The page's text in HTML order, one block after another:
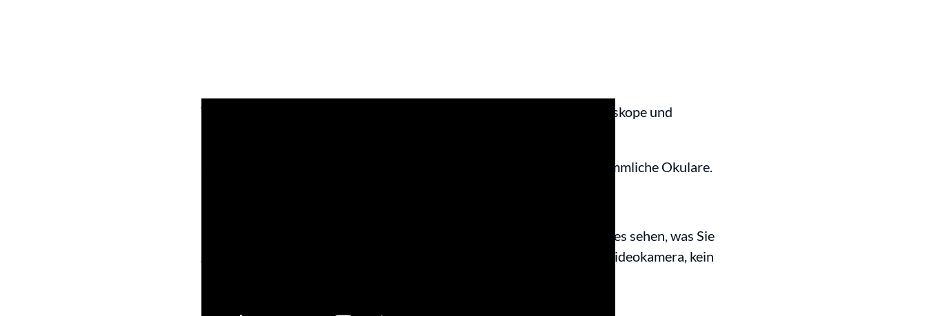
Vision Engineering produziert einzigartige ergonomische Stereomikroskope und
Sie erhalten eine hervorragende Bildqualität und Systeme ohne herkömmliche Okulare.
Die patentierte „okularlose” Technologie bedeutet, dass Sie bequem alles sehen, was Sie
genau im Blick haben müssen. Sogar mit Brille. Keine Zauberei, keine Videokamera, kein